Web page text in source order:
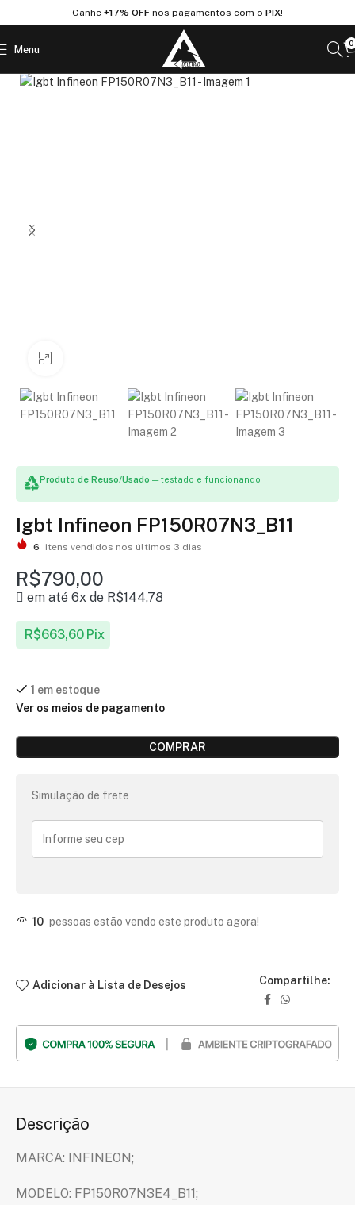
Ganhe +17% OFF nos pagamentos com o PIX!
Menu 0
IGBT
Produto de Reuso/Usado — testado e funcionando
Igbt Infineon FP150R07N3_B11
6 itens vendidos nos últimos 3 dias
R$790,00
em até 6x de R$144,78
R$663,60 Pix
1 em estoque
Ver os meios de pagamento
COMPRAR
Simulação de frete
10 pessoas estão vendo este produto agora!
Adicionar à Lista de Desejos Compartilhe:
Descrição
MARCA: INFINEON;
MODELO: FP150R07N3E4_B11;